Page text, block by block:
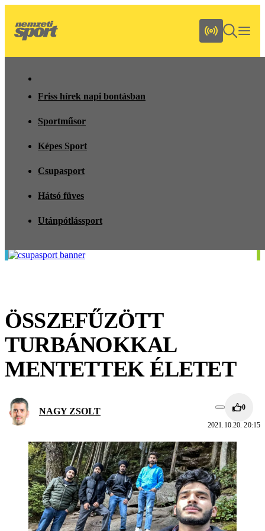
Friss hírek napi bontásban
Sportműsor
Képes Sport
Csupasport
Hátsó füves
Utánpótlássport
ÖSSZEFŰZÖTT
TURBÁNOKKAL
MENTETTEK ÉLETET
NAGY ZSOLT 0
2021.10.20. 20:15